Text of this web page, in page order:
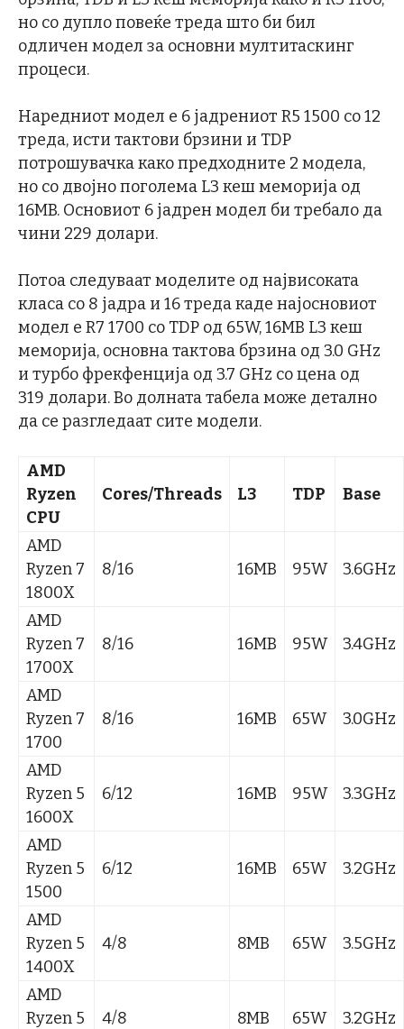
но со дупло повеќе треда што би бил
одличен модел за основни мултитаскинг
процеси.
Наредниот модел е 6 јадрениот R5 1500 со 12
треда, исти тактови брзини и TDP
потрошувачка како предходните 2 модела,
но со двојно поголема L3 кеш меморија од
16MB. Основиот 6 јадрен модел би требало да
чини 229 долари.
Потоа следуваат моделите од највисоката
класа со 8 јадра и 16 треда каде најосновиот
модел е R7 1700 со TDP од 65W, 16MB L3 кеш
меморија, основна тактова брзина од 3.0 GHz
и турбо фрекфенција од 3.7 GHz со цена од
319 долари. Во долната табела може детално
да се разгледаат сите модели.
AMD
Ryzen
CPU
Cores/Threads L3 TDP Base
AMD
Ryzen 7
1800X
8/16 16MB 95W 3.6GHz
AMD
Ryzen 7
1700X
8/16 16MB 95W 3.4GHz
AMD
Ryzen 7
1700
8/16 16MB 65W 3.0GHz
AMD
Ryzen 5
1600X
6/12 16MB 95W 3.3GHz
AMD
Ryzen 5
1500
6/12 16MB 65W 3.2GHz
AMD
Ryzen 5
1400X
4/8 8MB 65W 3.5GHz
AMD
Ryzen 5
4/8 8MB 65W 3.2GHz